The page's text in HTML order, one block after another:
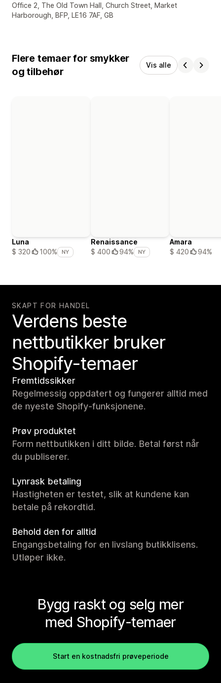
Designerens kontaktinfo
Office 2, The Old Town Hall, Church Street, Market
Harborough, BFP, LE16 7AF, GB
Flere temaer for smykker
og tilbehør
Vis alle
Luna
$ 320
100% NY
Renaissance
$ 400
94% NY
Amara
$ 420
94%
SKAPT FOR HANDEL
Verdens beste
nettbutikker bruker
Shopify-temaer
Fremtidssikker
Regelmessig oppdatert og fungerer alltid med
de nyeste Shopify-funksjonene.
Prøv produktet
Form nettbutikken i ditt bilde. Betal først når
du publiserer.
Lynrask betaling
Hastigheten er testet, slik at kundene kan
betale på rekordtid.
Behold den for alltid
Engangsbetaling for en livslang butikklisens.
Utløper ikke.
Bygg raskt og selg mer
med Shopify-temaer
Start en kostnadsfri prøveperiode